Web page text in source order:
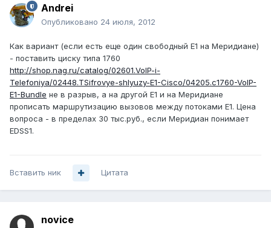
Andrei
Опубликовано 24 июля, 2012
Как вариант (если есть еще один свободный Е1 на Меридиане)
- поставить циску типа 1760
http://shop.nag.ru/catalog/02601.VoIP-i-
Telefoniya/02448.TSifrovye-shlyuzy-E1-Cisco/04205.c1760-VoIP-
E1-Bundle не в разрыв, а на другой Е1 и на Меридиане
прописать маршрутизацию вызовов между потоками Е1. Цена
вопроса - в пределах 30 тыс.руб., если Меридиан понимает
EDSS1.
Вставить ник Цитата
novice